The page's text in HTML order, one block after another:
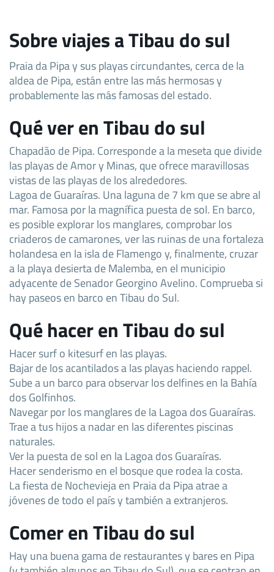
Sobre viajes a Tibau do sul
Praia da Pipa y sus playas circundantes, cerca de la
aldea de Pipa, están entre las más hermosas y
probablemente las más famosas del estado.
Qué ver en Tibau do sul
Chapadão de Pipa. Corresponde a la meseta que divide
las playas de Amor y Minas, que ofrece maravillosas
vistas de las playas de los alrededores.
Lagoa de Guaraíras. Una laguna de 7 km que se abre al
mar. Famosa por la magnífica puesta de sol. En barco,
es posible explorar los manglares, comprobar los
criaderos de camarones, ver las ruinas de una fortaleza
holandesa en la isla de Flamengo y, finalmente, cruzar
a la playa desierta de Malemba, en el municipio
adyacente de Senador Georgino Avelino. Comprueba si
hay paseos en barco en Tibau do Sul.
Qué hacer en Tibau do sul
Hacer surf o kitesurf en las playas.
Bajar de los acantilados a las playas haciendo rappel.
Sube a un barco para observar los delfines en la Bahía
dos Golfinhos.
Navegar por los manglares de la Lagoa dos Guaraíras.
Trae a tus hijos a nadar en las diferentes piscinas
naturales.
Ver la puesta de sol en la Lagoa dos Guaraíras.
Hacer senderismo en el bosque que rodea la costa.
La fiesta de Nochevieja en Praia da Pipa atrae a
jóvenes de todo el país y también a extranjeros.
Comer en Tibau do sul
Hay una buena gama de restaurantes y bares en Pipa